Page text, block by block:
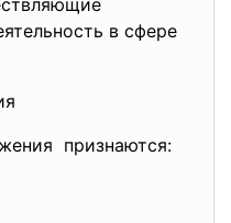
в сфере
признаются: